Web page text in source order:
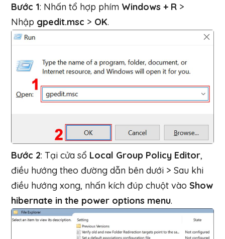
Bước 1: Nhấn tổ hợp phím Windows + R >
Nhập gpedit.msc > OK.
Bước 2: Tại cửa sổ Local Group Policy Editor,
điều hướng theo đường dẫn bên dưới > Sau khi
điều hướng xong, nhấn kích đúp chuột vào Show
hibernate in the power options menu.